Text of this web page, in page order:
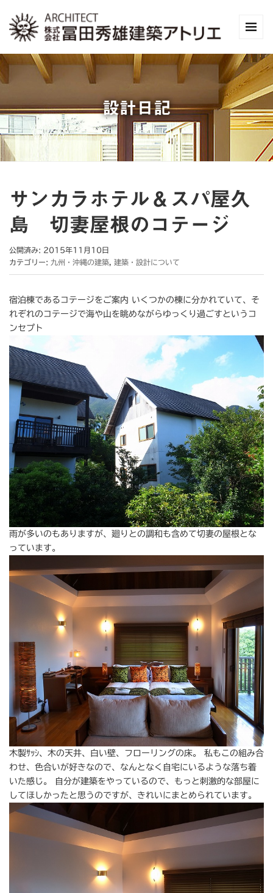
設計日記
サンカラホテル＆スパ屋久
島 切妻屋根のコテージ
公開済み: 2015年11月10日
カテゴリー: 九州・沖縄の建築 建築・設計について
宿泊棟であるコテージをご案内 いくつかの棟に分かれていて、そ
れぞれのコテージで海や山を眺めながらゆっくり過ごすというコ
ンセプト
雨が多いのもありますが、廻りとの調和も含めて切妻の屋根とな
っています。
木製ｻｯｼ、木の天井、白い壁、フローリングの床。 私もこの組み合
わせ、色合いが好きなので、なんとなく自宅にいるような落ち着
いた感じ。 自分が建築をやっているので、もっと刺激的な部屋に
してほしかったと思うのですが、きれいにまとめられています。